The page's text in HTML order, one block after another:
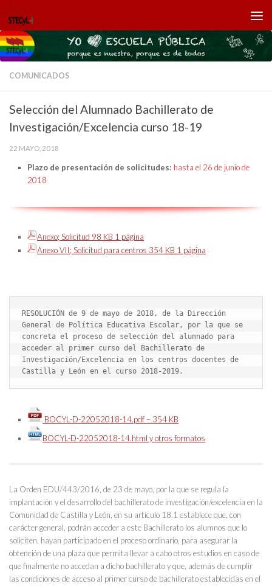
Saltar al contenido
COMUNICADOS
Selección del Alumnado Bachillerato de
Investigación/Excelencia curso 18-19
22 MAYO, 2018
Plazo de presentación de solicitudes: hasta el 26 de junio de
2018
Anexo; Solicitud 98 KB 1 página
Anexo VII; Solicitud para centros 354 KB 1 página
RESOLUCIÓN de 9 de mayo de 2018, de la Dirección
General de Política Educativa Escolar, por la que se
concreta el proceso de selección del alumnado para
acceder al primer curso del Bachillerato de
Investigación/Excelencia en los centros docentes de
Castilla y León en el curso 2018-2019.
BOCYL-D-22052018-14.pdf – 354 KB
BOCYL-D-22052018-14.html y otros formatos
La Orden EDU/443/2016, de 23 de mayo, por la que se regula la
implantación y el desarrollo del bachillerato de investigación/excelencia en la
Comunidad de Castilla y León, en su artículo 18.1 establece que, con
carácter general, podrán acceder a este Bachillerato los alumnos que lo
soliciten, hayan participado en el proceso ordinario, para asegurar la
obtención de una plaza que permita llevar a cabo otros estudios en caso de
que finalmente no accedan a dicho bachillerato y que, además de cumplir
las condiciones de acceso al primer curso de bachillerato establecidas en el